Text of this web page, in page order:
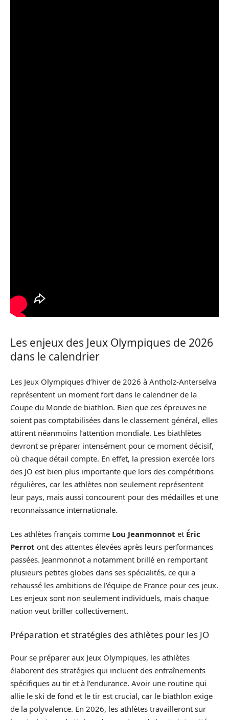
Les enjeux des Jeux Olympiques de 2026
dans le calendrier
Les Jeux Olympiques d’hiver de 2026 à Antholz-Anterselva
représentent un moment fort dans le calendrier de la
Coupe du Monde de biathlon. Bien que ces épreuves ne
soient pas comptabilisées dans le classement général, elles
attirent néanmoins l’attention mondiale. Les biathlètes
devront se préparer intensément pour ce moment décisif,
où chaque détail compte. En effet, la pression exercée lors
des JO est bien plus importante que lors des compétitions
régulières, car les athlètes non seulement représentent
leur pays, mais aussi concourent pour des médailles et une
reconnaissance internationale.
Les athlètes français comme Lou Jeanmonnot et Éric
Perrot ont des attentes élevées après leurs performances
passées. Jeanmonnot a notamment brillé en remportant
plusieurs petites globes dans ses spécialités, ce qui a
rehaussé les ambitions de l’équipe de France pour ces jeux.
Les enjeux sont non seulement individuels, mais chaque
nation veut briller collectivement.
Préparation et stratégies des athlètes pour les JO
Pour se préparer aux Jeux Olympiques, les athlètes
élaborent des stratégies qui incluent des entraînements
spécifiques au tir et à l’endurance. Avoir une routine qui
allie le ski de fond et le tir est crucial, car le biathlon exige
de la polyvalence. En 2026, les athlètes travailleront sur